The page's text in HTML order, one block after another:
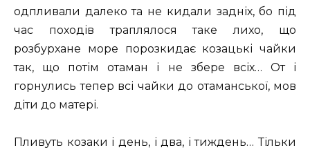
одпливали далеко та не кидали задніх, бо під
час походів траплялося таке лихо, що
розбурхане море порозкидає козацькі чайки
так, що потім отаман і не збере всіх… От і
горнулись тепер всі чайки до отаманської, мов
діти до матері.
Пливуть козаки і день, і два, і тиждень… Тільки